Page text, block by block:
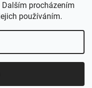
procházením
používáním.
práva vyhrazena.